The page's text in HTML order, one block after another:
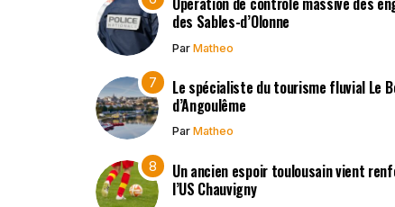
des Sables-d’Olonne
Par Matheo
Le spécialiste du tourisme fluvial Le
d’Angoulême
Par Matheo
Un ancien espoir toulousain vient
l’US Chauvigny